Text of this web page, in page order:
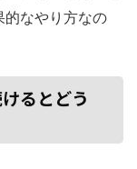
的なやり方なの
るとどう